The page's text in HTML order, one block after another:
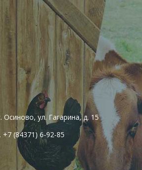
Осиново, ул. Гагарина, д. 15
(84371) 6-92-85